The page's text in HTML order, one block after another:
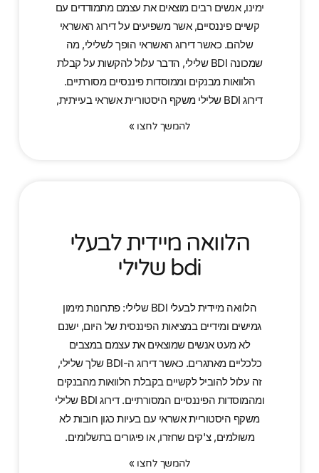
ימינו, אנשים רבים מוצאים את עצמם מתמודדים עם
קשיים פיננסיים, אשר משפיעים על דירוג האשראי
שלהם. כאשר דירוג האשראי הופך לשלילי, מה
שמכונה BDI שלילי, הדבר עלול להקשות על קבלת
הלוואות מבנקים וממוסדות פיננסיים מסורתיים.
דירוג BDI שלילי משקף היסטוריית אשראי בעייתית,
להמשך לחצו »
הלוואה מיידית לבעלי
bdi שלילי
הלוואה מיידית לבעלי BDI שלילי: פתרונות מימון
גמישים ומידיים במציאות הפיננסית של היום, ישנם
לא מעט אנשים שמוצאים את עצמם במצבים
כלכליים מאתגרים. כאשר דירוג ה-BDI שלך שלילי,
זה עלול להוביל לקשיים בקבלת הלוואות מהבנקים
ומהמוסדות הפיננסיים המסורתיים. דירוג BDI שלילי
משקף היסטוריית אשראי עם בעיות כגון חובות לא
משולמים, צ'קים שחזרו, או פיגורים בתשלומים.
להמשך לחצו »